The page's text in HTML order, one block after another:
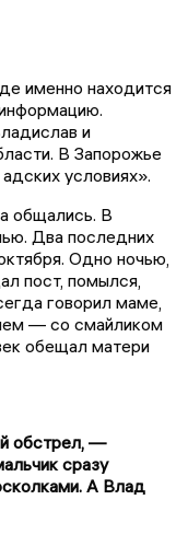
именно находится
и
В Запорожье
условиях».
общались. В
Два последних
Одно ночью,
пост, помылся,
говорил маме,
— со смайликом
обещал матери
обстрел, —
сразу
А Влад